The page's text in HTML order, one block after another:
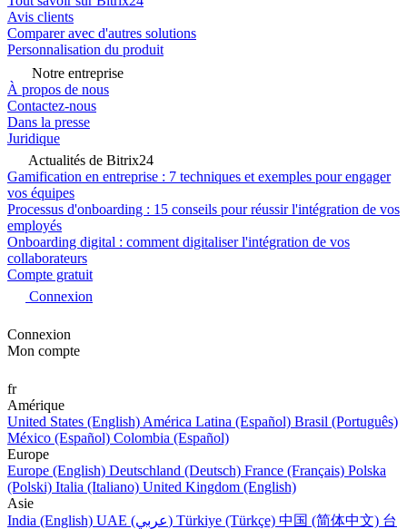
Avis clients
Comparer avec d'autres solutions
Personnalisation du produit
Notre entreprise
À propos de nous
Contactez-nous
Dans la presse
Juridique
Actualités de Bitrix24
Gamification en entreprise : 7 techniques et exemples pour engager
vos équipes
Processus d'onboarding : 15 conseils pour réussir l'intégration de vos
employés
Onboarding digital : comment digitaliser l'intégration de vos
collaborateurs
Compte gratuit
Connexion
Connexion
Mon compte
fr
Amérique
United States (English) América Latina (Español) Brasil (Português)
México (Español) Colombia (Español)
Europe
Europe (English) Deutschland (Deutsch) France (Français) Polska
(Polski) Italia (Italiano) United Kingdom (English)
Asie
India (English)
UAE (عربي) Türkiye (Türkçe) 中国 (简体中文) 台